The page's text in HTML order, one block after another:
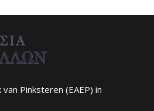
Pinksteren (EAEP) in